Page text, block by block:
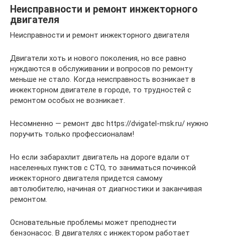
Неисправности и ремонт инжекторного
двигателя
Неисправности и ремонт инжекторного двигателя
Двигатели хоть и нового поколения, но все равно
нуждаются в обслуживании и вопросов по ремонту
меньше не стало. Когда неисправность возникает в
инжекторном двигателе в городе, то трудностей с
ремонтом особых не возникает.
Несомненно — ремонт двс https://dvigatel-msk.ru/ нужно
поручить только профессионалам!
Но если забарахлит двигатель на дороге вдали от
населенных пунктов с СТО, то заниматься починкой
инжекторного двигателя придется самому
автолюбителю, начиная от диагностики и заканчивая
ремонтом.
Основательные проблемы может преподнести
бензонасос. В двигателях с инжектором работает